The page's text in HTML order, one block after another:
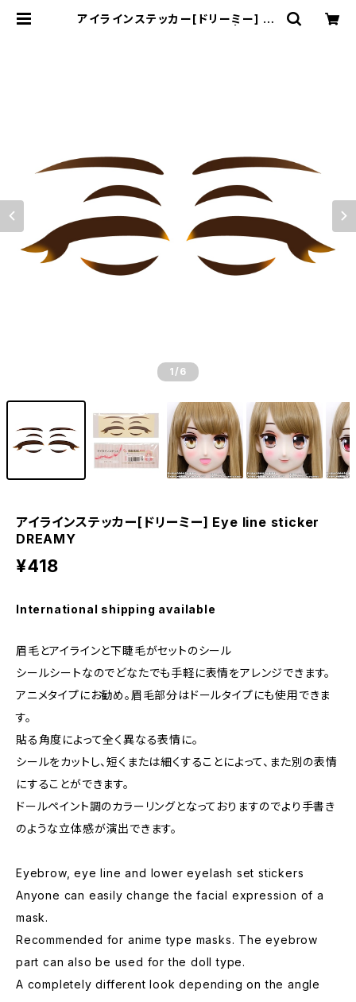
アイラインステッカー[ドリーミー] Ey
1 /6
アイラインステッカー[ドリーミー] Eye line sticker
DREAMY
¥418
International shipping available
眉毛とアイラインと下睫毛がセットのシール
シールシートなのでどなたでも手軽に表情をアレンジできます。
アニメタイプにお勧め。眉毛部分はドールタイプにも使用できま
す。
貼る角度によって全く異なる表情に。
シールをカットし、短くまたは細くすることによって、また別の表情
にすることができます。
ドールペイント調のカラーリングとなっておりますのでより手書き
のような立体感が演出できます。
Eyebrow, eye line and lower eyelash set stickers
Anyone can easily change the facial expression of a
mask.
Recommended for anime type masks. The eyebrow
part can also be used for the doll type.
A completely different look depending on the angle